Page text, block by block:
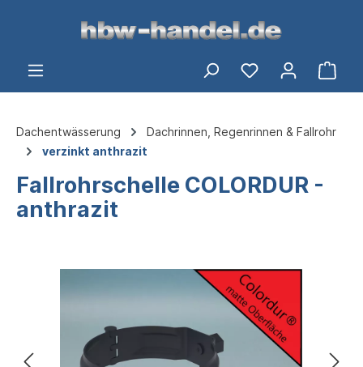
springen
Dachentwässerung
Dachrinnen, Regenrinnen & Fallrohr
verzinkt anthrazit
Fallrohrschelle COLORDUR -
anthrazit